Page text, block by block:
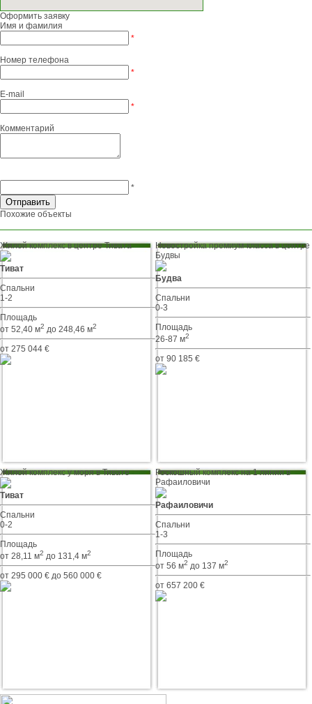
Оформить заявку
Имя и фамилия
*
Номер телефона
*
E-mail
*
Комментарий
*
Похожие объекты
Жилой комплекс в центре Тивата
Тиват
Спальни
1-2
Площадь
от 52,40 м2 до 248,46 м2
от 275 044 €
Новостройка премиум-класса в центре
Будвы
Будва
Спальни
0-3
Площадь
26-87 м2
от 90 185 €
Жилой комплекс у моря в Тивате
Тиват
Спальни
0-2
Площадь
от 28,11 м2 до 131,4 м2
от 295 000 € до 560 000 €
Роскошный комплекс на 1 линии в
Рафаиловичи
Рафаиловичи
Спальни
1-3
Площадь
от 56 м2 до 137 м2
от 657 200 €